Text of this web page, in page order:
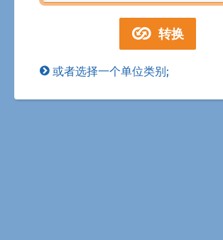
或者选择一个单位类别;